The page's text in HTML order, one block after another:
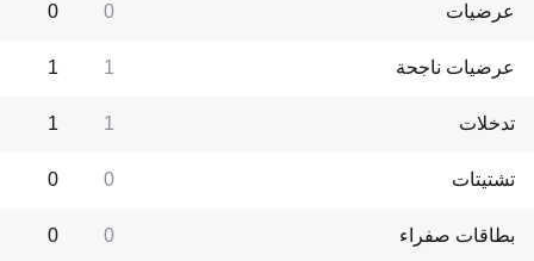
عرضيات 0
0
عرضيات ناجحة 1
1
تدخلات 1
1
تشتيتات 0
0
بطاقات صفراء 0
0